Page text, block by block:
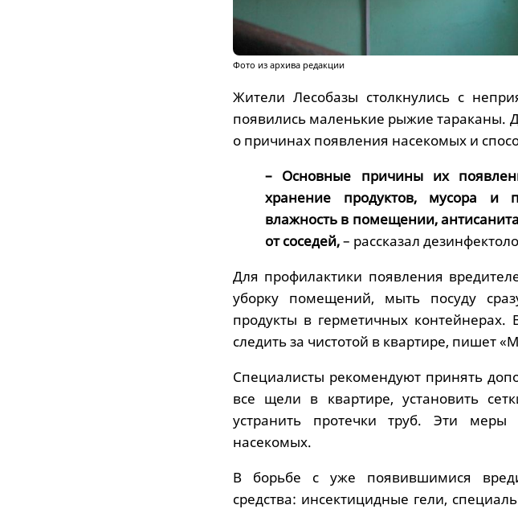
Фото из архива редакции
Жители Лесобазы столкнулись с
появились маленькие рыжие тараканы.
о причинах появления насекомых и
– Основные причины их
хранение продуктов, мусора и
влажность в помещении,
от соседей,– рассказал
Для профилактики появления
уборку помещений, мыть посуду
продукты в герметичных
следить за чистотой в квартире, пишет
Специалисты рекомендуют принять
все щели в квартире, установить
устранить протечки труб. Эти меры
насекомых.
В борьбе с уже появившимися
средства: инсектицидные гели,